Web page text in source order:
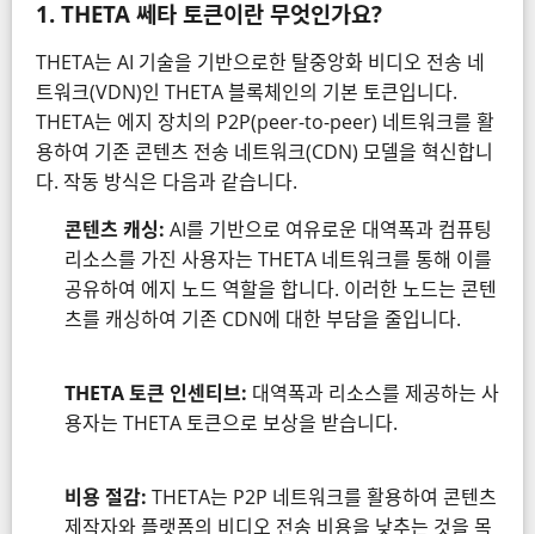
1. THETA 쎄타 토큰이란 무엇인가요?
THETA는 AI 기술을 기반으로한 탈중앙화 비디오 전송 네
트워크(VDN)인 THETA 블록체인의 기본 토큰입니다.
THETA는 에지 장치의 P2P(peer-to-peer) 네트워크를 활
용하여 기존 콘텐츠 전송 네트워크(CDN) 모델을 혁신합니
다. 작동 방식은 다음과 같습니다.
콘텐츠 캐싱: AI를 기반으로 여유로운 대역폭과 컴퓨팅
리소스를 가진 사용자는 THETA 네트워크를 통해 이를
공유하여 에지 노드 역할을 합니다. 이러한 노드는 콘텐
츠를 캐싱하여 기존 CDN에 대한 부담을 줄입니다.
THETA 토큰 인센티브: 대역폭과 리소스를 제공하는 사
용자는 THETA 토큰으로 보상을 받습니다.
비용 절감: THETA는 P2P 네트워크를 활용하여 콘텐츠
제작자와 플랫폼의 비디오 전송 비용을 낮추는 것을 목